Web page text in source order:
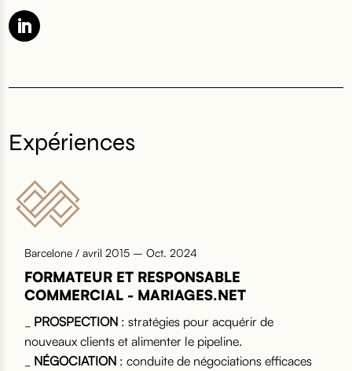
Expériences
Barcelone / avril 2015 – Oct. 2024
FORMATEUR ET RESPONSABLE
COMMERCIAL - MARIAGES.NET
PROSPECTION : stratégies pour acquérir de
nouveaux clients et alimenter le pipeline.
NÉGOCIATION : conduite de négociations efficaces